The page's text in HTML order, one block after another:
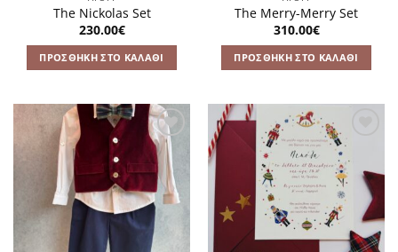
του
προϊόντος
σελίδα
του
The Nickolas Set
230.00€
ΠΡΟΣΘΉΚΗ ΣΤΟ ΚΑΛΆΘΙ
The Merry-Merry Set
310.00€
ΠΡΟΣΘΉΚΗ ΣΤΟ ΚΑΛΆΘΙ
Πρόσθήκη
στην
λίστα
επιθυμιών
Πρόσθήκη
στην
λίστα
επιθυμιών